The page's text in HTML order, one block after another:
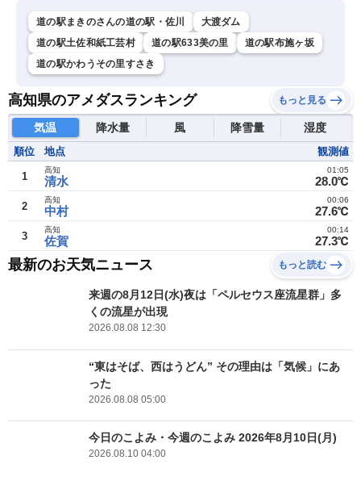
道の駅まきのさんの道の駅・佐川
大渡ダム
道の駅土佐和紙工芸村
道の駅633美の里
道の駅布施ヶ坂
道の駅かわうその里すさき
高知県のアメダスランキング もっと見る
気温 降水量 風 降雪量 湿度
順位 地点 観測値
1 清水
高知
28.0℃
01:05
2 中村
高知
27.6℃
00:06
3 佐賀
高知
27.3℃
00:14
最新のお天気ニュース もっと読む
来週の8月12日(水)夜は「ペルセウス座流星群」多
くの流星が出現
2026.08.08 12:30
“東はそば、西はうどん” その理由は「気候」にあ
った
2026.08.08 05:00
今日のこよみ・今週のこよみ 2026年8月10日(月)
2026.08.10 04:00